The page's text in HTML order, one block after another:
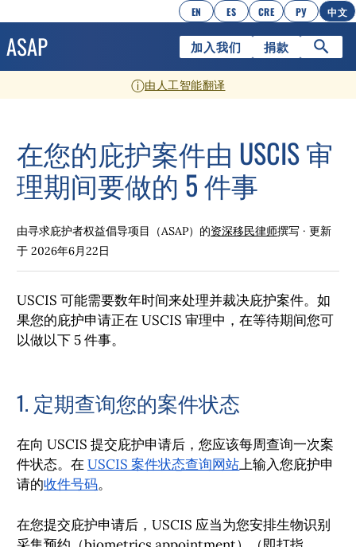
EN ES CRE РУ 中文
加入我们 捐款
ⓘ由人工智能翻译
在您的庇护案件由 USCIS 审
理期间要做的 5 件事
由寻求庇护者权益倡导项目（ASAP）的资深移民律师撰写 · 更新
于2026年6月22日
USCIS 可能需要数年时间来处理并裁决庇护案件。如
果您的庇护申请正在 USCIS 审理中，在等待期间您可
以做以下 5 件事。
1. 定期查询您的案件状态
在向 USCIS 提交庇护申请后，您应该每周查询一次案
件状态。在USCIS 案件状态查询网站上输入您庇护申
请的收件号码。
在您提交庇护申请后，USCIS 应当为您安排生物识别